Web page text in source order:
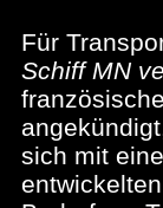
Für
Schiff MN
sich mit